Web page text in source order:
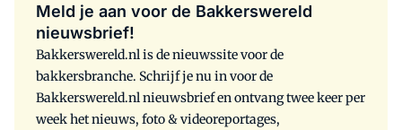
Meld je aan voor de Bakkerswereld
nieuwsbrief!
Bakkerswereld.nl is de nieuwssite voor de
bakkersbranche. Schrijf je nu in voor de
Bakkerswereld.nl nieuwsbrief en ontvang twee keer per
week het nieuws, foto & videoreportages,